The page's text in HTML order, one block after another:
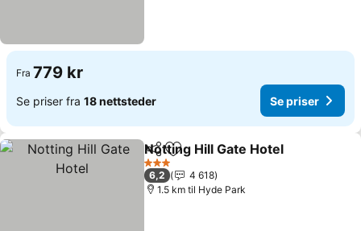
Fra 779 kr
Se priser fra 18 nettsteder Se priser
Del Legg til i favoritter
Notting Hill Gate Hotel
3 Stjerner
6,2
4 618
1.5 km til Hyde Park